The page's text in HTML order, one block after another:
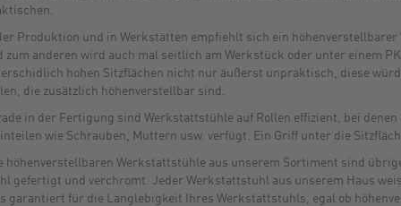
Produktion und in Werkstätten empfiehlt sich ein
zum anderen wird auch mal seitlich am Werkstück oder unter einem
hohen Sitzflächen nicht nur äußerst unpraktisch, diese
die zusätzlich höhenverstellbar sind.
in der Fertigung sind Werkstattstühle auf Rollen effizient, bei
wie Schrauben, Muttern usw. verfügt. Ein Griff unter die
höhenverstellbaren Werkstattstühle aus unserem Sortiment sind
gefertigt und verchromt. Jeder Werkstattstuhl aus unserem Haus
garantiert für die Langlebigkeit Ihres Werkstattstuhls, egal ob